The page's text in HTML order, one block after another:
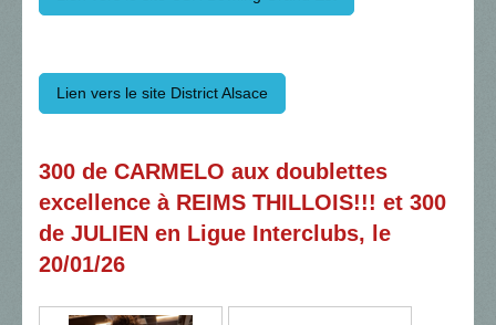
Lien vers le site District Alsace
300 de CARMELO aux doublettes
excellence à REIMS THILLOIS!!! et 300
de JULIEN en Ligue Interclubs, le
20/01/26